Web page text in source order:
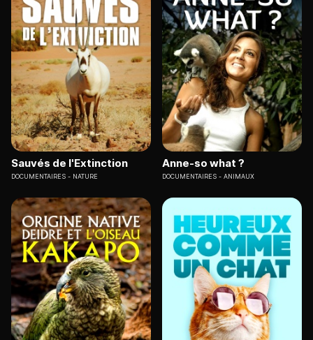
Sauvés de l'Extinction
DOCUMENTAIRES NATURE
Anne-so what ?
DOCUMENTAIRES ANIMAUX